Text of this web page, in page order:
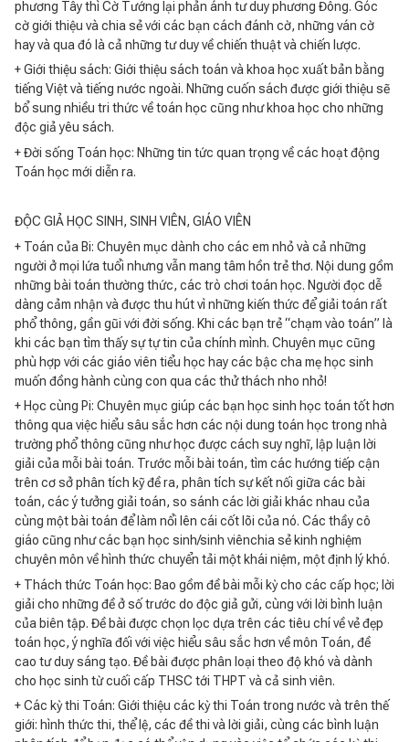
phương Tây thì Cờ Tướng lại phản ánh tư duy phương Đông. Góc
cờ giới thiệu và chia sẻ với các bạn cách đánh cờ, những ván cờ
hay và qua đó là cả những tư duy về chiến thuật và chiến lược.
+ Giới thiệu sách: Giới thiệu sách toán và khoa học xuất bản bằng
tiếng Việt và tiếng nước ngoài. Những cuốn sách được giới thiệu sẽ
bổ sung nhiều tri thức về toán học cũng như khoa học cho những
độc giả yêu sách.
+ Đời sống Toán học: Những tin tức quan trọng về các hoạt động
Toán học mới diễn ra.
ĐỘC GIẢ HỌC SINH, SINH VIÊN, GIÁO VIÊN
+ Toán của Bi: Chuyên mục dành cho các em nhỏ và cả những
người ở mọi lứa tuổi nhưng vẫn mang tâm hồn trẻ thơ. Nội dung gồm
những bài toán thường thức, các trò chơi toán học. Người đọc dễ
dàng cảm nhận và được thu hút vì những kiến thức để giải toán rất
phổ thông, gần gũi với đời sống. Khi các bạn trẻ “chạm vào toán” là
khi các bạn tìm thấy sự tự tin của chính mình. Chuyên mục cũng
phù hợp với các giáo viên tiểu học hay các bậc cha mẹ học sinh
muốn đồng hành cùng con qua các thử thách nho nhỏ!
+ Học cùng Pi: Chuyên mục giúp các bạn học sinh học toán tốt hơn
thông qua việc hiểu sâu sắc hơn các nội dung toán học trong nhà
trường phổ thông cũng như học được cách suy nghĩ, lập luận lời
giải của mỗi bài toán. Trước mỗi bài toán, tìm các hướng tiếp cận
trên cơ sở phân tích kỹ đề ra, phân tích sự kết nối giữa các bài
toán, các ý tưởng giải toán, so sánh các lời giải khác nhau của
cùng một bài toán để làm nổi lên cái cốt lõi của nó. Các thầy cô
giáo cũng như các bạn học sinh/sinh viênchia sẻ kinh nghiệm
chuyên môn về hình thức chuyển tải một khái niệm, một định lý khó.
+ Thách thức Toán học: Bao gồm đề bài mỗi kỳ cho các cấp học; lời
giải cho những đề ở số trước do độc giả gửi, cùng với lời bình luận
của biên tập. Đề bài được chọn lọc dựa trên các tiêu chí về vẻ đẹp
toán học, ý nghĩa đối với việc hiểu sâu sắc hơn về môn Toán, đề
cao tư duy sáng tạo. Đề bài được phân loại theo độ khó và dành
cho học sinh từ cuối cấp THSC tới THPT và cả sinh viên.
+ Các kỳ thi Toán: Giới thiệu các kỳ thi Toán trong nước và trên thế
giới: hình thức thi, thể lệ, các đề thi và lời giải, cùng các bình luận